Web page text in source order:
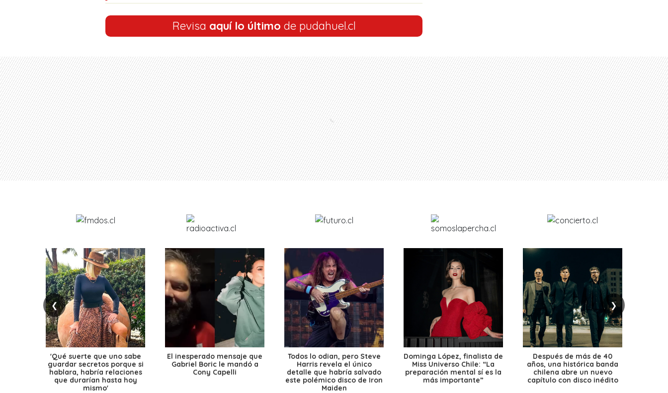
Revisa aquí lo último de pudahuel.cl
❮ ❯
'Qué suerte que uno sabe
guardar secretos porque si
hablara, habría relaciones
que durarían hasta hoy
mismo'
El inesperado mensaje que
Gabriel Boric le mandó a
Cony Capelli
Todos lo odian, pero Steve
Harris revela el único
detalle que habría salvado
este polémico disco de Iron
Maiden
Dominga López, finalista de
Miss Universo Chile: “La
preparación mental sí es la
más importante”
Después de más de 40
años, una histórica banda
chilena abre un nuevo
capítulo con disco inédito